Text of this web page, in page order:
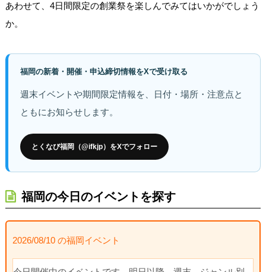
あわせて、4日間限定の創業祭を楽しんでみてはいかがでしょう
か。
福岡の新着・開催・申込締切情報をXで受け取る
週末イベントや期間限定情報を、日付・場所・注意点と
ともにお知らせします。
とくなび福岡（@ifkjp）をXでフォロー
福岡の今日のイベントを探す
2026/08/10 の福岡イベント